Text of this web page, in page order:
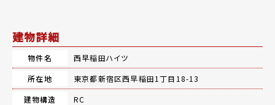
建物詳細
物件名
西早稲田ハイツ
所在地
東京都新宿区西早稲田1丁目18-13
建物構造
RC